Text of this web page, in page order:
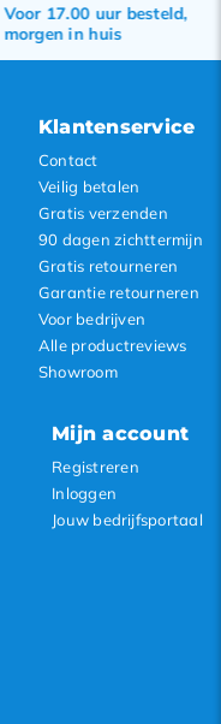
Gratis verzenden
&retourneren
Klantenservice
Contact
Veilig betalen
Gratis verzenden
90 dagen zichttermijn
Gratis retourneren
Garantie retourneren
Voor bedrijven
Alle productreviews
Showroom
Mijn account
Registreren
Inloggen
Jouw bedrijfsportaal